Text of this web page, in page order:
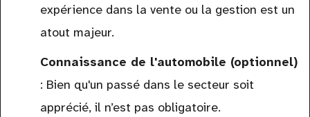
expérience dans la vente ou la gestion est un
atout majeur.
Connaissance de l'automobile (optionnel)
: Bien qu'un passé dans le secteur soit
apprécié, il n’est pas obligatoire.